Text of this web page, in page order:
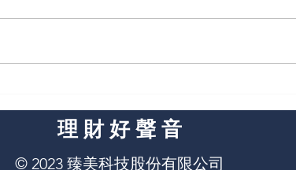
件事，退休越不慌
的
​理 財 好 聲 音
© 2023 臻美科技股份有限公司